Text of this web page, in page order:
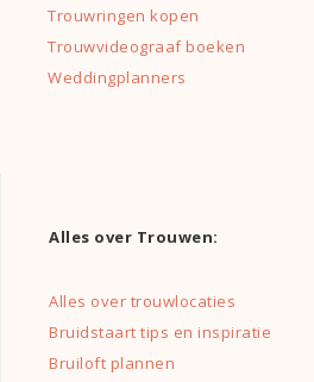
Trouwringen kopen
Trouwvideograaf boeken
Weddingplanners
Alles over Trouwen:
Alles over trouwlocaties
Bruidstaart tips en inspiratie
Bruiloft plannen